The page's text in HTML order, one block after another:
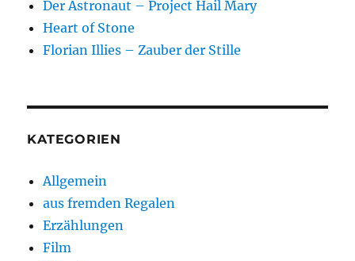
Der Astronaut – Project Hail Mary
Heart of Stone
Florian Illies – Zauber der Stille
KATEGORIEN
Allgemein
aus fremden Regalen
Erzählungen
Film